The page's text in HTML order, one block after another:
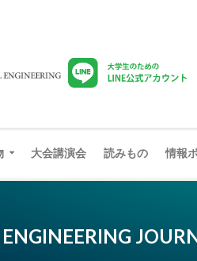
大会講演会 読みもの 情報